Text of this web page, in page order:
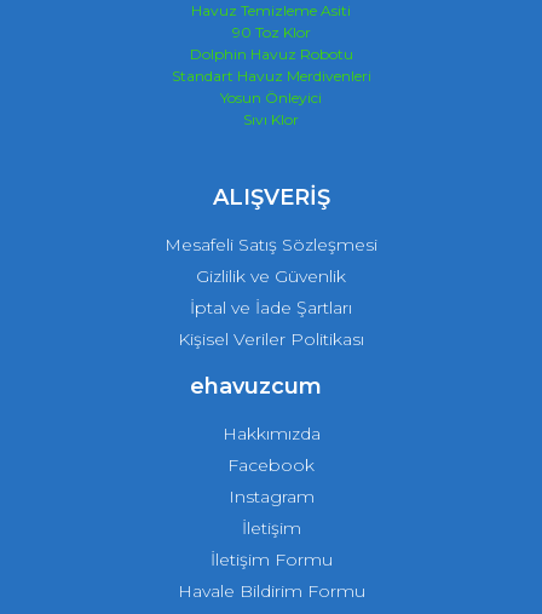
Havuz Temizleme Asiti
90 Toz Klor
Dolphin Havuz Robotu
Standart Havuz Merdivenleri
Yosun Önleyici
Sıvı Klor
ALIŞVERİŞ
Mesafeli Satış Sözleşmesi
Gizlilik ve Güvenlik
İptal ve İade Şartları
Kişisel Veriler Politikası
ehavuzcum
Hakkımızda
Facebook
Instagram
İletişim
İletişim Formu
Havale Bildirim Formu